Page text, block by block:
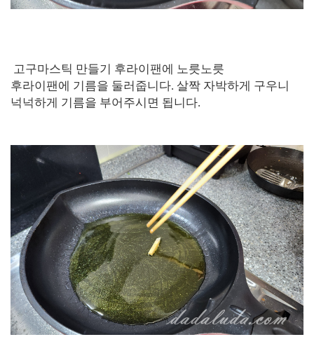
고구마스틱 만들기 후라이팬에 노릇노릇
후라이팬에 기름을 둘러줍니다. 살짝 자박하게 구우니
넉넉하게 기름을 부어주시면 됩니다.